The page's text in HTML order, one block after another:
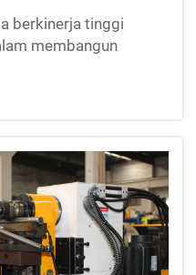
berkinerja tinggi
membangun
tahan lama. Ketika
peralatan
membentuk
raya, dan gedung